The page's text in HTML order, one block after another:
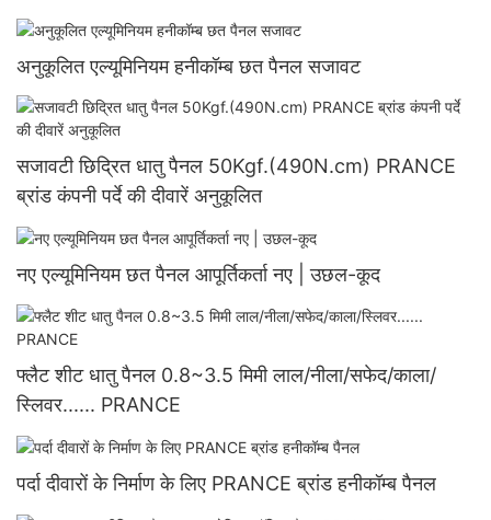
अनुकूलित एल्यूमिनियम हनीकॉम्ब छत पैनल सजावट
सजावटी छिद्रित धातु पैनल 50Kgf.(490N.cm) PRANCE
ब्रांड कंपनी पर्दे की दीवारें अनुकूलित
नए एल्यूमिनियम छत पैनल आपूर्तिकर्ता नए | उछल-कूद
फ्लैट शीट धातु पैनल 0.8~3.5 मिमी लाल/नीला/सफेद/काला/
स्लिवर...... PRANCE
पर्दा दीवारों के निर्माण के लिए PRANCE ब्रांड हनीकॉम्ब पैनल